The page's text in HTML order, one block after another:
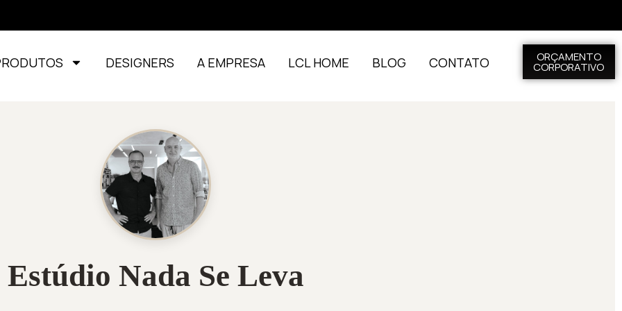
DESIGNERS A EMPRESA LCL HOME BLOG CONTATO ORÇAMENTO
CORPORATIVO
Estúdio Nada Se Leva